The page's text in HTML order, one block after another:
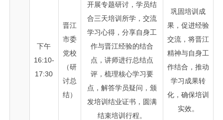
下午
16:10-
17:30
晋江
市委
党校
（研
讨总
结）
开展专题研讨，学员结
合三天培训所学，交流
学习心得，分享自身工
作与晋江经验的结合
点，讲师进行总结点
评，梳理核心学习要
点，解答学员疑问，颁
发培训结业证书，圆满
结束培训行程。
巩固培训成
果，促进经验
交流，将晋江
精神与自身工
作结合，推动
学习成果转
化，确保培训
实效。